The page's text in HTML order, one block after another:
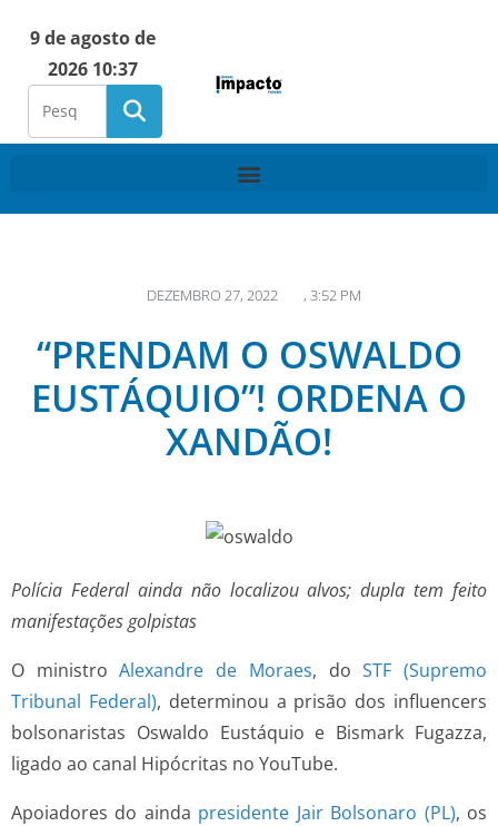
9 de agosto de
2026 10:37
DEZEMBRO 27, 2022 , 3:52 PM
“PRENDAM O OSWALDO
EUSTÁQUIO”! ORDENA O
XANDÃO!
Polícia Federal ainda não localizou alvos; dupla tem feito
manifestações golpistas
O ministroAlexandre de Moraes, doSTF (Supremo
Tribunal Federal), determinou a prisão dos influencers
bolsonaristas Oswaldo Eustáquio e Bismark Fugazza,
ligado ao canal Hipócritas no YouTube.
Apoiadores do ainda presidente Jair Bolsonaro (PL), os